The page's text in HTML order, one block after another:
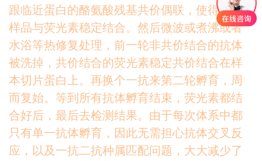
跟临近蛋白的酪氨酸残基共价偶联，使得蛋白
样品与荧光素稳定结合。然后微波或煮沸或者
水浴等热修复处理，前一轮非共价结合的抗体
被洗掉，共价结合的荧光素稳定共价结合在样
本切片蛋白上。再换个一抗来第二轮孵育，周
而复始。等到所有抗体孵育结束，荧光素都结
合好后，最后去检测结果。由于每次体系中都
只有单一抗体孵育，因此无需担心抗体交叉反
应，以及一抗二抗种属匹配问题，大大减少了